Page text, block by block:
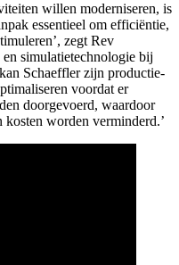
willen moderniseren, is
essentieel om efficiëntie,
zegt Rev
simulatietechnologie bij
Schaeffler zijn productie-
voordat er
doorgevoerd, waardoor
kosten worden verminderd.’